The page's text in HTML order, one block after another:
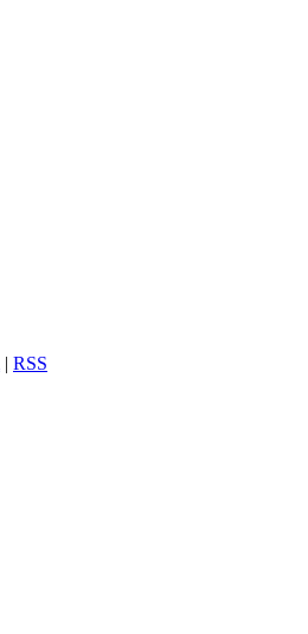
| RSS